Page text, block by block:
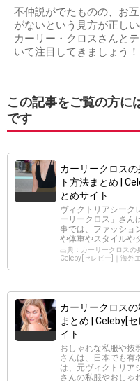
不仲説がでたものの、お
がないという見方が正し
カーリー・クロスさんと
いて注目してきましょう！
この記事をご覧の方に
です
カーリークロス
ト方法まとめ |
とめサイト
ヴィクトリアシーク
ーリークロス」さん
事では、ファッショ
や体重やスタイルや
出典：カーリークロスの
Celeby[セレビー]｜海外
カーリークロス
まとめ | Celeby[
イト
おしゃれな私服や抜
さんは、日本でも有
は、元ヴィクトリア
さんの私服やおしゃ